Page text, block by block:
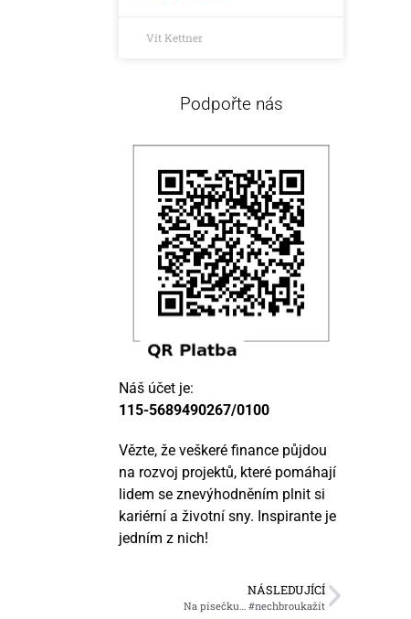
Vít Kettner
Podpořte nás
Náš účet je:
115-5689490267/0100
Vězte, že veškeré finance půjdou
na rozvoj projektů, které pomáhají
lidem se znevýhodněním plnit si
kariérní a životní sny. Inspirante je
jedním z nich!
NÁSLEDUJÍCÍ
Na písečku… #nechbroukažít